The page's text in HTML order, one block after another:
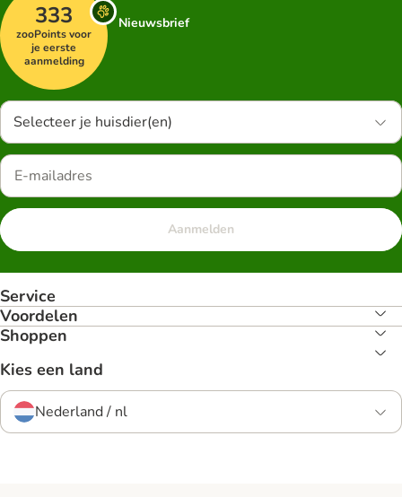
333
zooPoints voor
je eerste
aanmelding
Nieuwsbrief
Selecteer je huisdier(en)
Aanmelden
Service
Voordelen
Shoppen
Kies een land
Nederland / nl